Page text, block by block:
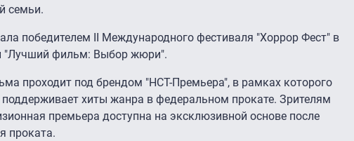
семьи.
победителем II Международного фестиваля "Хоррор Фест" в
"Лучший фильм: Выбор жюри".
проходит под брендом "НСТ-Премьера", в рамках которого
хиты жанра в федеральном прокате. Зрителям
премьера доступна на эксклюзивной основе после
проката.